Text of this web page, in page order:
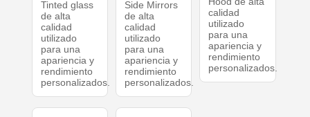
Tinted glass
de alta
calidad
utilizado
para una
apariencia y
rendimiento
personalizados.
Side Mirrors
de alta
calidad
utilizado
para una
apariencia y
rendimiento
personalizados.
calidad
utilizado
para una
apariencia y
rendimiento
personalizados.